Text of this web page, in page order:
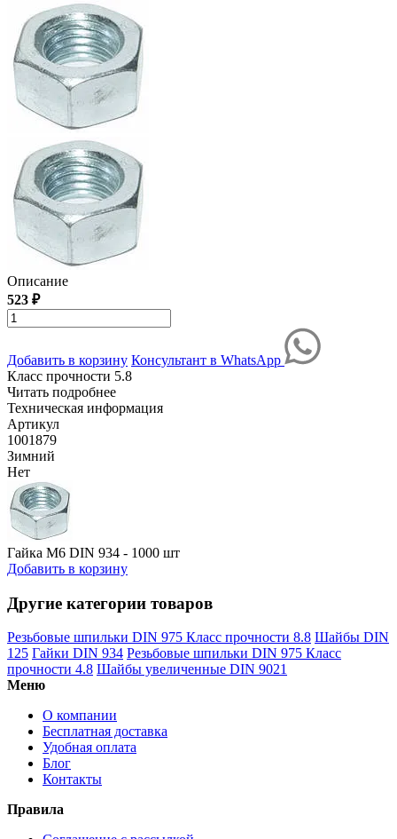
Описание
523 ₽
Добавить в корзину Консультант в WhatsApp
Класс прочности 5.8
Читать подробнее
Техническая информация
Артикул
1001879
Зимний
Нет
Гайка М6 DIN 934 - 1000 шт
Добавить в корзину
Другие категории товаров
Резьбовые шпильки DIN 975 Класс прочности 8.8 Шайбы DIN
125 Гайки DIN 934 Резьбовые шпильки DIN 975 Класс
прочности 4.8 Шайбы увеличенные DIN 9021
Меню
О компании
Бесплатная доставка
Удобная оплата
Блог
Контакты
Правила